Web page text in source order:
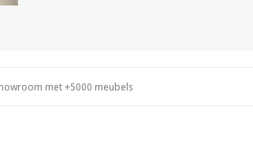
met +5000 meubels